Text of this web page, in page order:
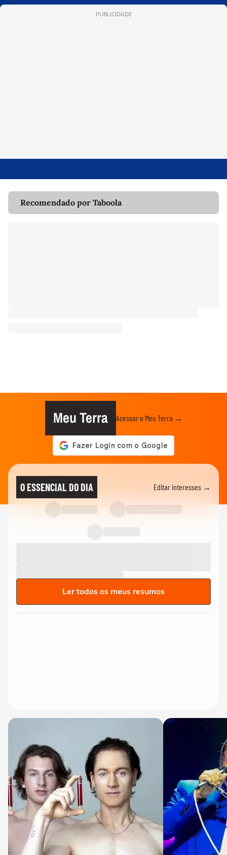
PUBLICIDADE
Recomendado por Taboola
Meu Terra Acessar o Meu Terra →
O ESSENCIAL DO DIA Editar interesses →
Ler todos os meus resumos